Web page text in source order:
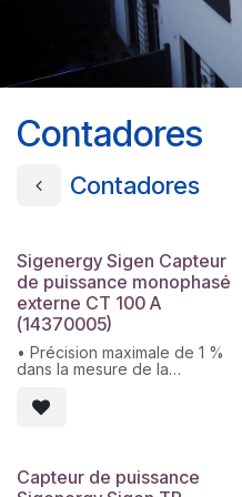
Contadores
Contadores
Sigenergy Sigen Capteur
de puissance monophasé
externe CT 100 A
(14370005)
• Précision maximale de 1 %
dans la mesure de la
exact de la consommation, de
la production et de
les systèmes Sigenergy via
Modbus, sans configuration
Capteur de puissance